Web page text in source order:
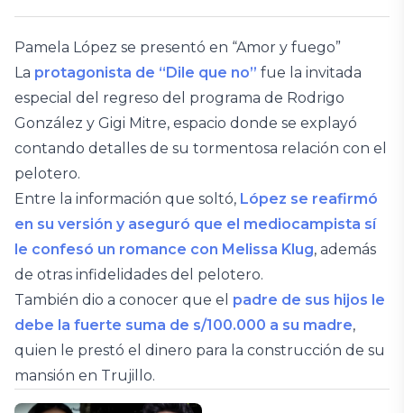
Pamela López se presentó en “Amor y fuego”
La protagonista de “Dile que no” fue la invitada
especial del regreso del programa de Rodrigo
González y Gigi Mitre, espacio donde se explayó
contando detalles de su tormentosa relación con el
pelotero.
Entre la información que soltó, López se reafirmó
en su versión y aseguró que el mediocampista sí
le confesó un romance con Melissa Klug, además
de otras infidelidades del pelotero.
También dio a conocer que el padre de sus hijos le
debe la fuerte suma de s/100.000 a su madre,
quien le prestó el dinero para la construcción de su
mansión en Trujillo.